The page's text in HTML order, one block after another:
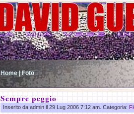
Home | Foto
Sempre peggio
Inserito da admin il 29 Lug 2006 7:12 am. Categoria: